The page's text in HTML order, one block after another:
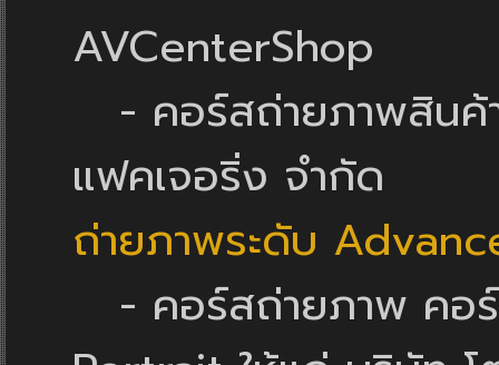
AVCenterShop
- คอร์สถ่ายภาพสินค้
แฟคเจอริ่ง จำกัด
ถ่ายภาพระดับ
- คอร์สถ่ายภาพ คอ